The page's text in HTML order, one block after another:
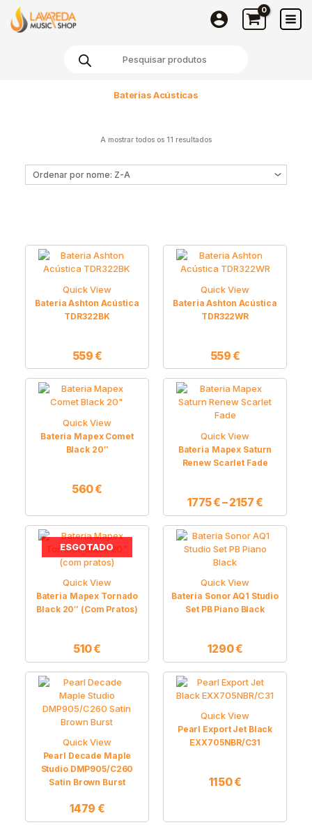
content
Baterias Acústicas
A mostrar todos os 11 resultados
Quick View
Bateria Ashton Acústica
TDR322BK
559€
Quick View
Bateria Ashton Acústica
TDR322WR
559€
Quick View
Bateria Mapex Comet
Black 20″
560€
Quick View
Bateria Mapex Saturn
Renew Scarlet Fade
1775€–2157€
range:
This
product
has
variants.
The
options
chosen
on
the
product
page
ESGOTADO
Quick View
Bateria Mapex Tornado
Black 20″ (com Pratos)
510€
Quick View
Bateria Sonor AQ1 Studio
Set PB Piano Black
1290€
Quick View
Pearl Decade Maple
Studio DMP905/C260
Satin Brown Burst
1479 €
Quick View
Pearl Export Jet Black
EXX705NBR/C31
1150€